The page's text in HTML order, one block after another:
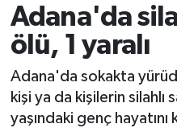
Adana'da
ölü, 1 yaralı
Adana'da sokakta
kişi ya da kişilerin silahlı
yaşındaki genç
Sağlık
Siyaset
Spor
Son Dakika Haberleri
Haber Arşivi